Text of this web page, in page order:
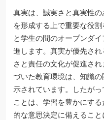
真実は、誠実さと真実性
を形成する上で重要な役
と学生の間のオープンダ
進します。真実が優先さ
さと責任の文化が促進さ
づいた教育環境は、知識
示されています。したが
ことは、学習を豊かにす
的な意思決定に備えること